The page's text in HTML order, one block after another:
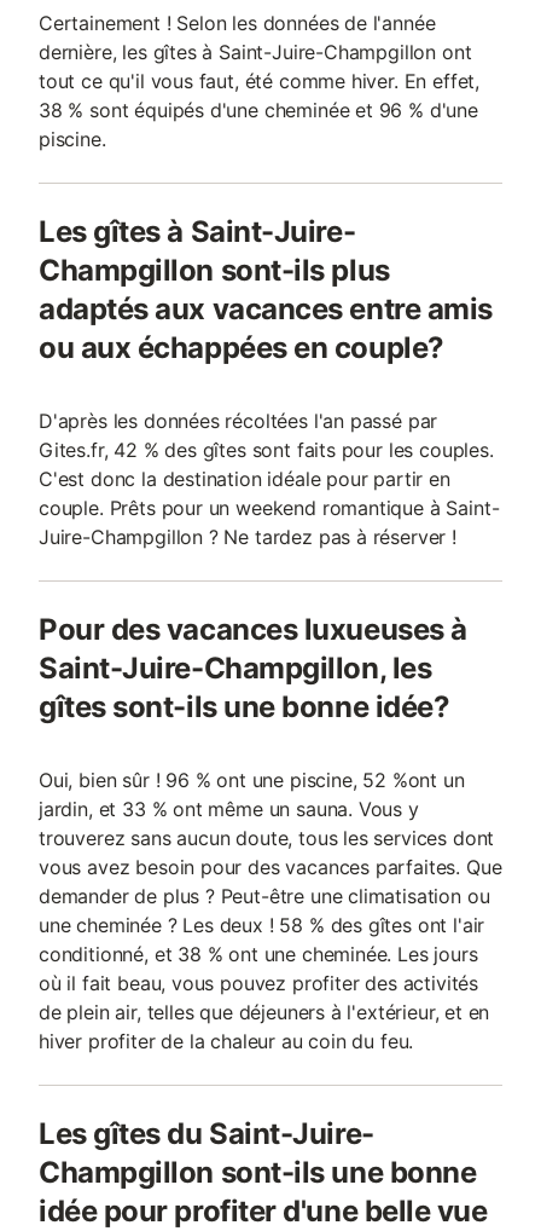
Certainement ! Selon les données de l'année
dernière, les gîtes à Saint-Juire-Champgillon ont
tout ce qu'il vous faut, été comme hiver. En effet,
38 % sont équipés d'une cheminée et 96 % d'une
piscine.
Les gîtes à Saint-Juire-
Champgillon sont-ils plus
adaptés aux vacances entre amis
ou aux échappées en couple?
D'après les données récoltées l'an passé par
Gites.fr, 42 % des gîtes sont faits pour les couples.
C'est donc la destination idéale pour partir en
couple. Prêts pour un weekend romantique à Saint-
Juire-Champgillon ? Ne tardez pas à réserver !
Pour des vacances luxueuses à
Saint-Juire-Champgillon, les
gîtes sont-ils une bonne idée?
Oui, bien sûr ! 96 % ont une piscine, 52 %ont un
jardin, et 33 % ont même un sauna. Vous y
trouverez sans aucun doute, tous les services dont
vous avez besoin pour des vacances parfaites. Que
demander de plus ? Peut-être une climatisation ou
une cheminée ? Les deux ! 58 % des gîtes ont l'air
conditionné, et 38 % ont une cheminée. Les jours
où il fait beau, vous pouvez profiter des activités
de plein air, telles que déjeuners à l'extérieur, et en
hiver profiter de la chaleur au coin du feu.
Les gîtes du Saint-Juire-
Champgillon sont-ils une bonne
idée pour profiter d'une belle vue